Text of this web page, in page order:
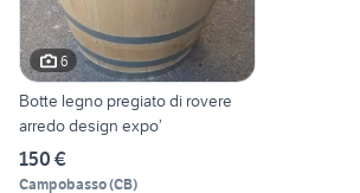
6
Botte legno pregiato di rovere
arredo design expo’
150 €
Campobasso(CB)